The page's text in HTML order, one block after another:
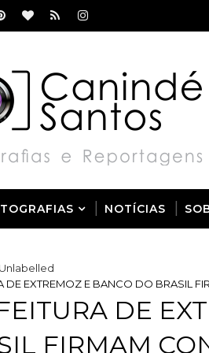
NOTÍCIAS
Unlabelled
DE EXTREMOZ E BANCO DO BRASIL
DE
FIRMAM